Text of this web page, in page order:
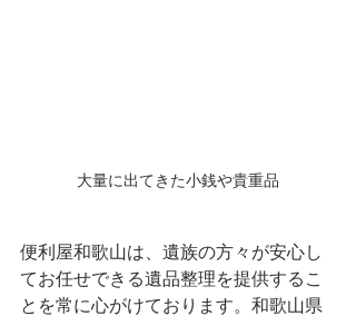
大量に出てきた小銭や貴重品
便利屋和歌山は、遺族の方々が安心し
てお任せできる遺品整理を提供するこ
とを常に心がけております。和歌山県